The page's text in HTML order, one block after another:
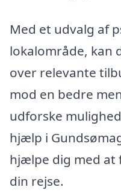
Med et udvalg af
lokalområde, kan
over relevante
mod en bedre
udforske
hjælp i
hjælpe dig med
din rejse.